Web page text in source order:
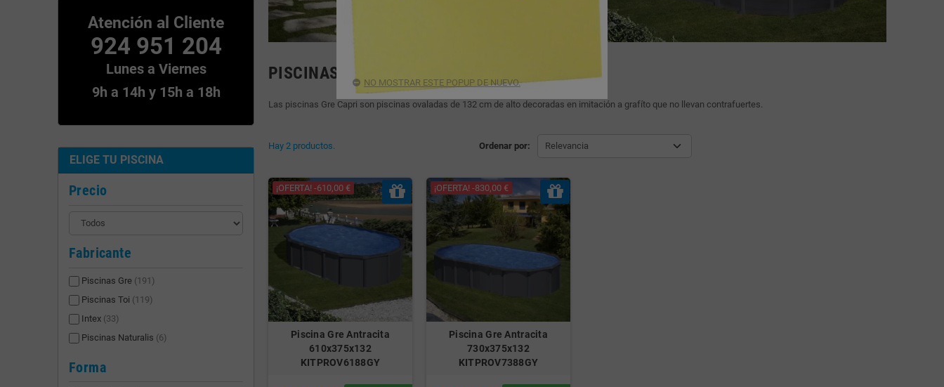
Atención al Cliente
924 951 204
Lunes a Viernes
9h a 14h y 15h a 18h
ELIGE TU PISCINA
Precio
Fabricante
Piscinas Gre (191)
Piscinas Toi (119)
Intex (33)
Piscinas Naturalis (6)
Forma
PISCINAS GRE CAPRI
Las piscinas Gre Capri son piscinas ovaladas de 132 cm de alto decoradas en imitación a grafíto que no llevan contrafuertes.
Ordenar por: Relevancia
Hay 2 productos.
¡OFERTA! -610,00 €
Piscina Gre Antracita
610x375x132
KITPROV6188GY
¡OFERTA! -830,00 €
Piscina Gre Antracita
730x375x132
KITPROV7388GY
NO MOSTRAR ESTE POPUP DE NUEVO.